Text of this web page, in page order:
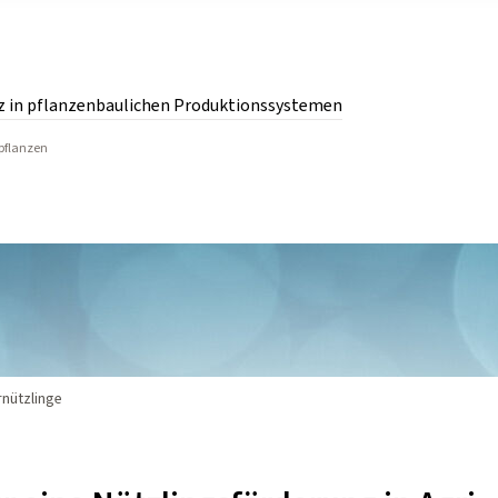
in pflanzenbaulichen Produktionssystemen